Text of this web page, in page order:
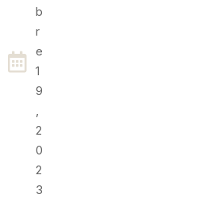
B
R
E
1
9
,
2
0
2
3